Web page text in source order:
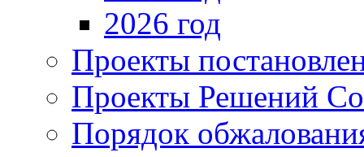
2026 год
Проекты
Проекты Решений
Порядок